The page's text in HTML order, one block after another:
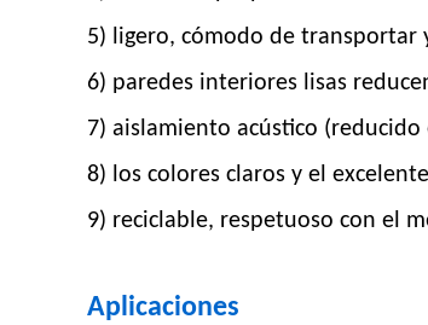
5) ligero, cómodo de transportar
6) paredes interiores lisas
7) aislamiento acústico
8) los colores claros y el
9) reciclable, respetuoso con el
Aplicaciones